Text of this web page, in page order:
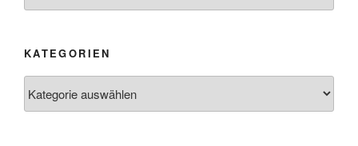
KATEGORIEN